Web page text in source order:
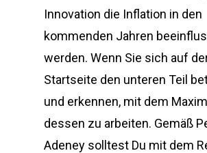
Innovation die Inflation in den
kommenden Jahren
werden. Wenn Sie sich auf
Startseite den unteren Teil
und erkennen, mit dem
dessen zu arbeiten. Gemäß
Adeney solltest Du mit dem